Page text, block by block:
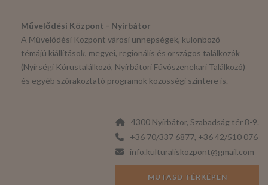
Művelődési Központ - Nyírbátor
A Művelődési Központ városi ünnepségek, különböző
témájú kiállítások, megyei, regionális és országos találkozók
(Nyírségi Kórustalálkozó, Nyírbátori Fúvószenekari Találkozó)
és egyéb szórakoztató programok közösségi színtere is.
4300 Nyírbátor, Szabadság tér 8-9.
+36 70/337 6877, +36 42/510 076
info.kulturaliskozpont@gmail.com
MUTASD TÉRKÉPEN